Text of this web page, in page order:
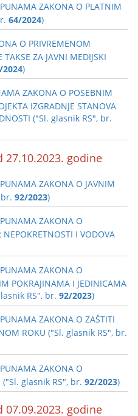
ZAKONA O PLATNIM
64/2024)
O PRIVREMENOM
ZA JAVNI MEDIJSKI
2024)
ZAKONA O POSEBNIM
IZGRADNJE STANOVA
("Sl. glasnik RS", br.
27.10.2023. godine
ZAKONA O JAVNIM
br.92/2023)
ZAKONA O
NEPOKRETNOSTI I VODOVA
ZAKONA O
POKRAJINAMA I JEDINICAMA
RS", br.92/2023)
ZAKONA O ZAŠTITI
ROKU ("Sl. glasnik RS", br.
ZAKONA O
("Sl. glasnik RS", br.92/2023)
07.09.2023. godine